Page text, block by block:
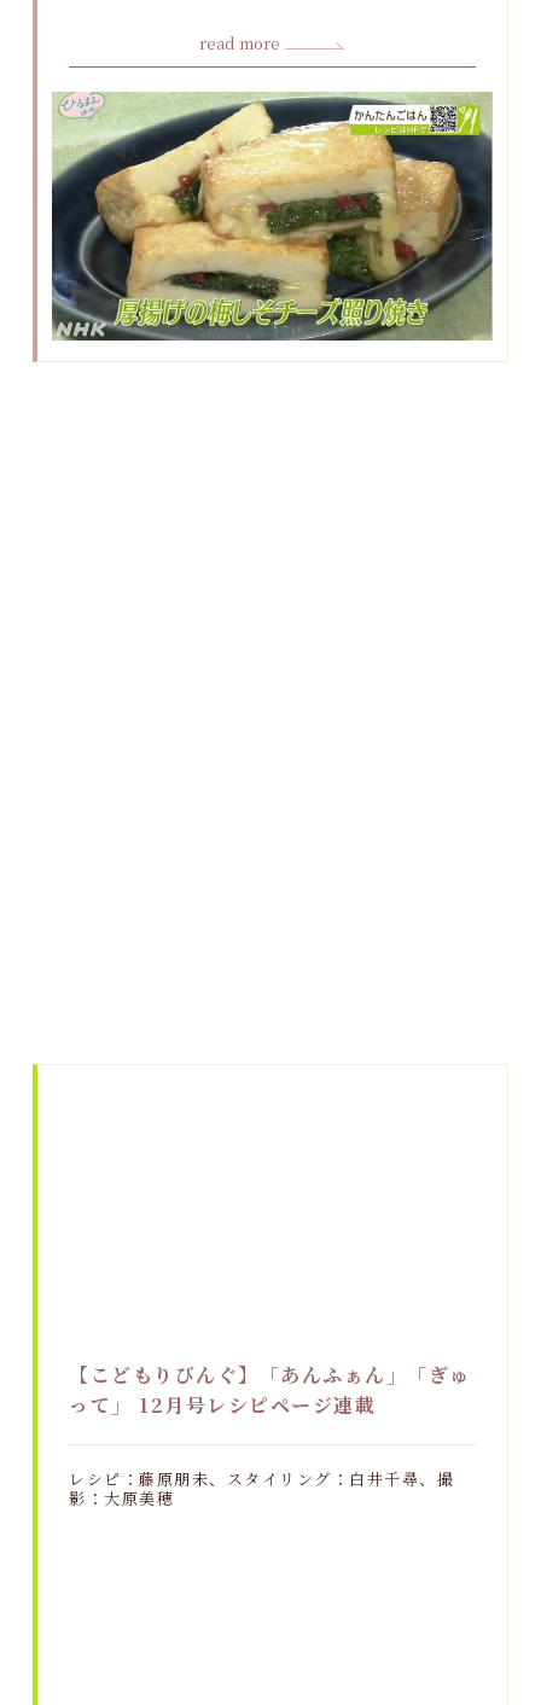
read more
【こどもりびんぐ】「あんふぁん」「ぎゅ
って」 12月号レシピページ連載
レシピ：藤原朋未、スタイリング：白井千尋、撮
影：大原美穂